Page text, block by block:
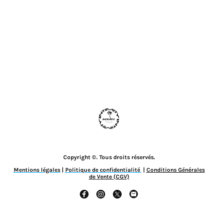
Copyright ©. Tous droits réservés.
Mentions légales| Politique de confidentialité | Conditions Générales
de Vente (CGV)